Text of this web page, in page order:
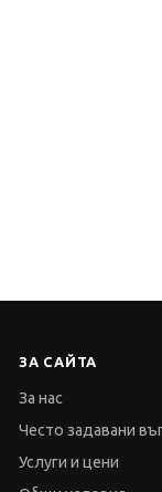
ЗА САЙТА
За нас
Често задавани
Услуги и цени